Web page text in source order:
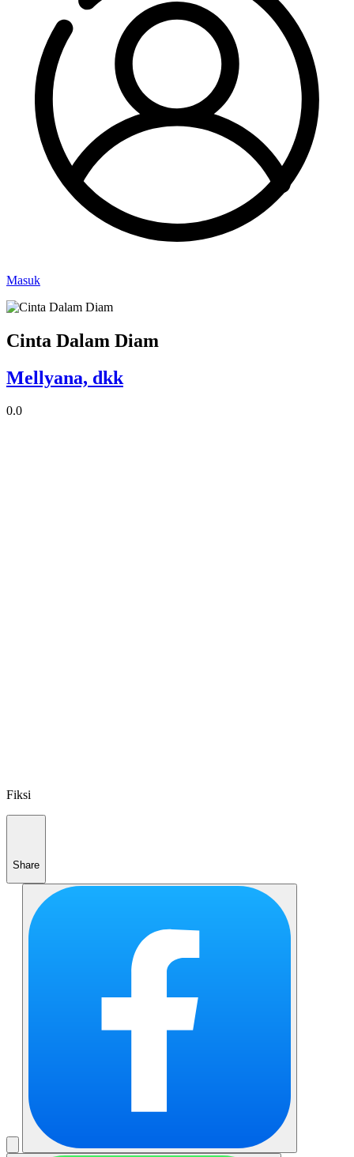
Masuk
Cinta Dalam Diam
Mellyana, dkk
0.0
Fiksi
Share